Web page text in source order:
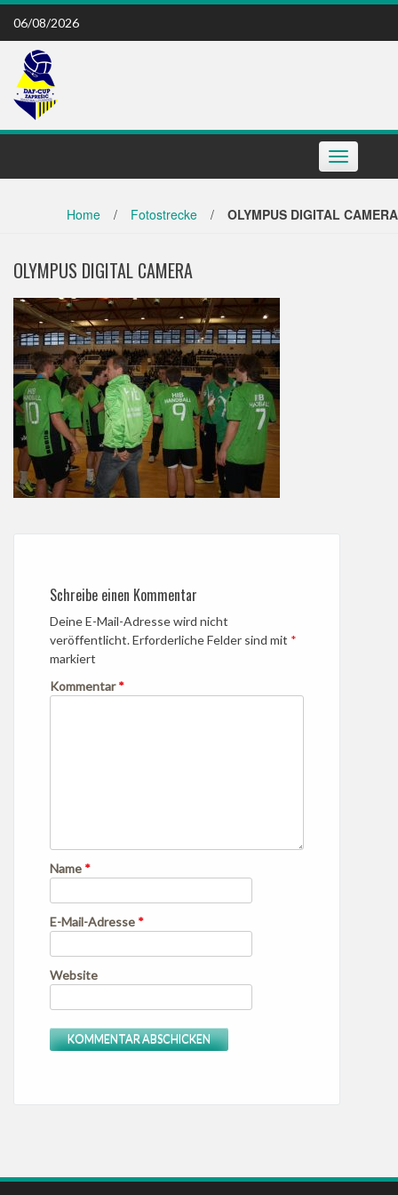
Skip
content
06/08/2026
Toggle
navigation
Home / Fotostrecke / OLYMPUS DIGITAL CAMERA
OLYMPUS DIGITAL CAMERA
Schreibe einen Kommentar
Deine E-Mail-Adresse wird nicht
veröffentlicht.Erforderliche Felder sind mit *
markiert
Kommentar*
Name *
E-Mail-Adresse *
Website